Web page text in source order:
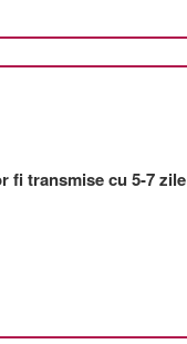
fi transmise cu 5-7 zile